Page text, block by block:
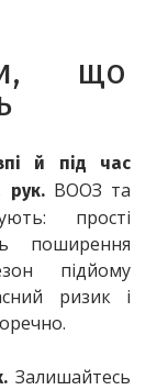
що
й під час
рук. ВООЗ та
прості
поширення
підйому
ризик і
Залишайтесь